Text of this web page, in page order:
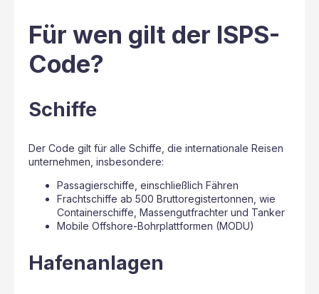
Für wen gilt der ISPS-
Code?
Schiffe
Der Code gilt für alle Schiffe, die internationale Reisen
unternehmen, insbesondere:
Passagierschiffe, einschließlich Fähren
Frachtschiffe ab 500 Bruttoregistertonnen, wie
Containerschiffe, Massengutfrachter und Tanker
Mobile Offshore-Bohrplattformen (MODU)
Hafenanlagen